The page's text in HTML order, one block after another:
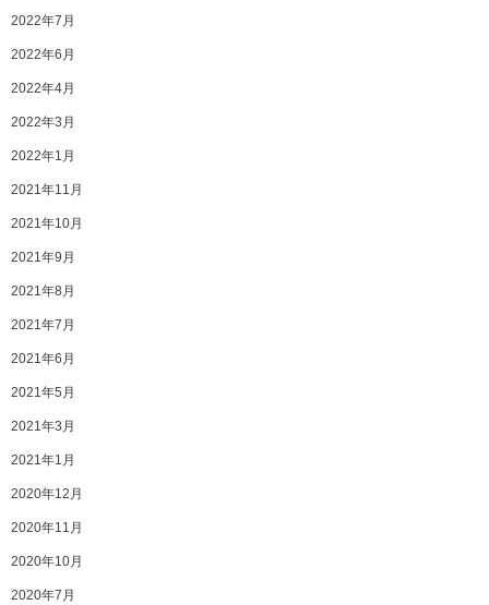
2022年7月
2022年6月
2022年4月
2022年3月
2022年1月
2021年11月
2021年10月
2021年9月
2021年8月
2021年7月
2021年6月
2021年5月
2021年3月
2021年1月
2020年12月
2020年11月
2020年10月
2020年7月